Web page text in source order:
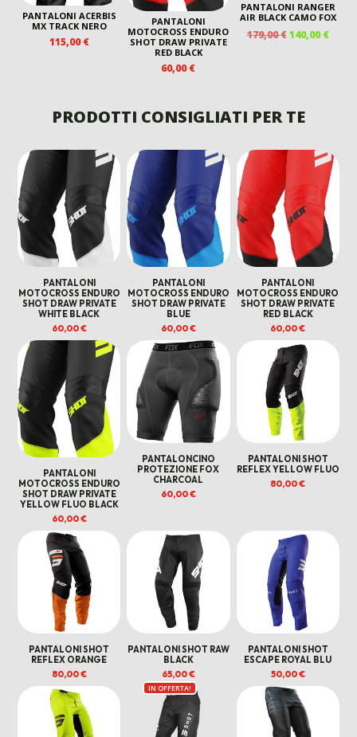
PANTALONI ACERBIS
MX TRACK NERO
115,00€
PANTALONI
MOTOCROSS ENDURO
SHOT DRAW PRIVATE
RED BLACK
60,00€
PANTALONI RANGER
AIR BLACK CAMO FOX
179,00€ IL
140,00€IL
PRODOTTI CONSIGLIATI PER TE
PANTALONI
MOTOCROSS ENDURO
SHOT DRAW PRIVATE
WHITE BLACK
60,00€
PANTALONI
MOTOCROSS ENDURO
SHOT DRAW PRIVATE
BLUE
60,00€
PANTALONI
MOTOCROSS ENDURO
SHOT DRAW PRIVATE
RED BLACK
60,00€
PANTALONI
MOTOCROSS ENDURO
SHOT DRAW PRIVATE
YELLOW FLUO BLACK
60,00€
PANTALONCINO
PROTEZIONE FOX
CHARCOAL
60,00€
PANTALONI SHOT
REFLEX YELLOW FLUO
80,00€
PANTALONI SHOT
REFLEX ORANGE
80,00€
PANTALONI SHOT RAW
BLACK
65,00€
PANTALONI SHOT
ESCAPE ROYAL BLU
50,00€
IN OFFERTA!